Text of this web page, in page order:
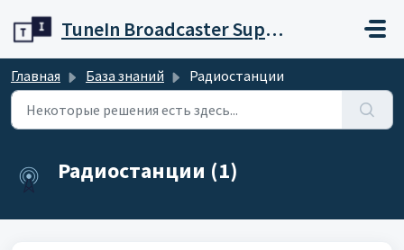
TuneIn Broadcaster Support
Главная База знаний Радиостанции
Радиостанции (1)